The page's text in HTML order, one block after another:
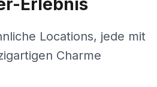
Erlebnis
Locations, jede mit
Charme